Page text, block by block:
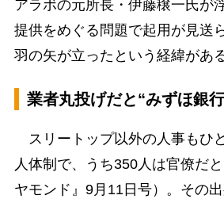
アラボの元所長・伊藤穣一氏が
提供をめぐる問題で起用が見送
羽の矢が立ったという経緯がある
業者丸投げだと“みずほ銀
スリートップ以外の人事もひ
人体制で、うち350人は官僚だ
ヤモンド』9月11日号）。その